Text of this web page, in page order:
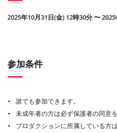
2025年10月31日(金) 12時30分 〜
参加条件
誰でも参加できます。
未成年者の方は必ず保護者の同意
プロダクションに所属している方